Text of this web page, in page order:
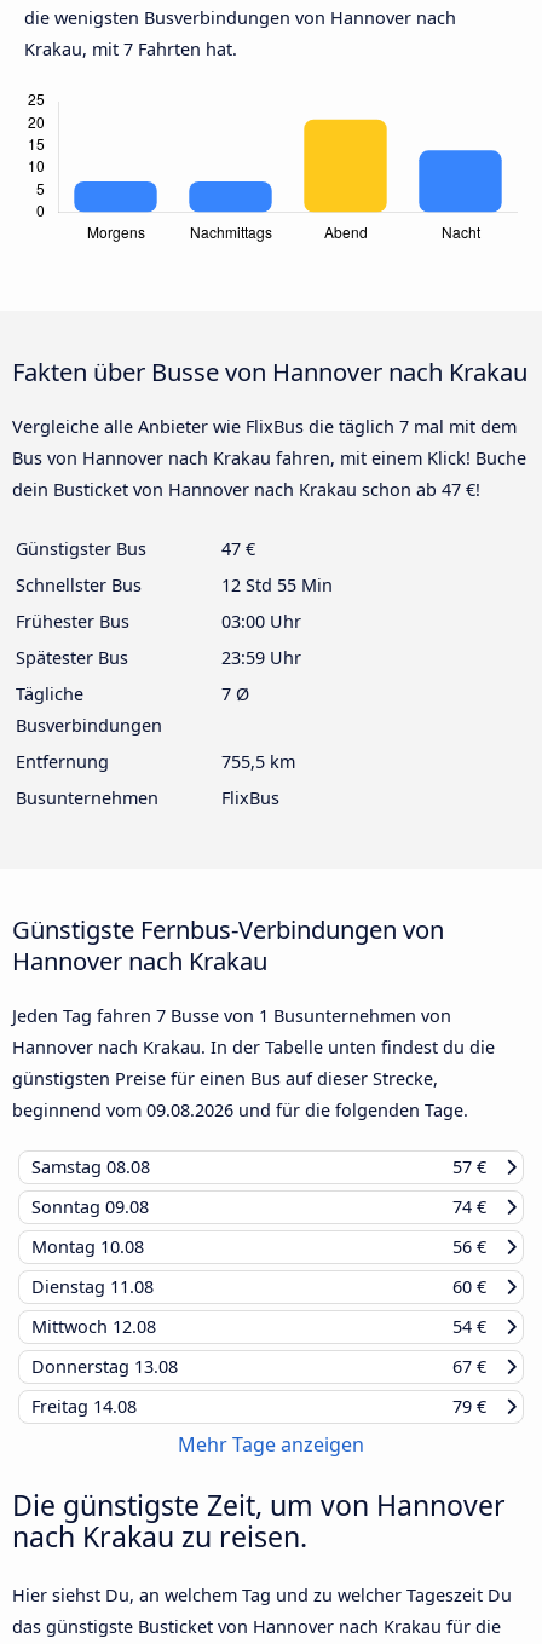
die wenigsten Busverbindungen von Hannover nach
Krakau, mit 7 Fahrten hat.
Fakten über Busse von Hannover nach Krakau
Vergleiche alle Anbieter wie FlixBus die täglich 7 mal mit dem
Bus von Hannover nach Krakau fahren, mit einem Klick! Buche
dein Busticket von Hannover nach Krakau schon ab 47 €!
Günstigster Bus
47 €
Schnellster Bus
12 Std 55 Min
Frühester Bus
03:00 Uhr
Spätester Bus
23:59 Uhr
Tägliche
Busverbindungen
7 Ø
Entfernung
755,5 km
Busunternehmen
FlixBus
Günstigste Fernbus-Verbindungen von
Hannover nach Krakau
Jeden Tag fahren 7 Busse von 1 Busunternehmen von
Hannover nach Krakau. In der Tabelle unten findest du die
günstigsten Preise für einen Bus auf dieser Strecke,
beginnend vom 09.08.2026 und für die folgenden Tage.
Samstag 08.08
57 €
Sonntag 09.08
74 €
Montag 10.08
56 €
Dienstag 11.08
60 €
Mittwoch 12.08
54 €
Donnerstag 13.08
67 €
Freitag 14.08 79 €
Mehr Tage anzeigen
Die günstigste Zeit, um von Hannover
nach Krakau zu reisen.
Hier siehst Du, an welchem Tag und zu welcher Tageszeit Du
das günstigste Busticket von Hannover nach Krakau für die